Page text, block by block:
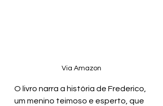
Via Amazon
O livro narra a história de Frederico,
um menino teimoso e esperto, que